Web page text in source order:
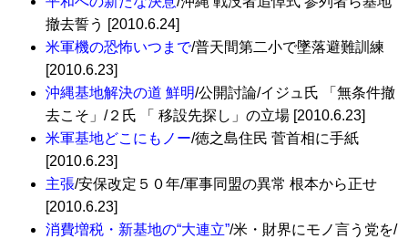
撤去誓う [2010.6.24]
米軍機の恐怖いつまで/普天間第二小で墜落避難訓練
[2010.6.23]
沖縄基地解決の道 鮮明/公開討論/イジュ氏 「無条件撤
去こそ」/２氏 「 移設先探し」の立場 [2010.6.23]
米軍基地どこにもノー/徳之島住民 菅首相に手紙
[2010.6.23]
主張/安保改定５０年/軍事同盟の異常 根本から正せ
[2010.6.23]
消費増税・新基地の“大連立”/米・財界にモノ言う党を/